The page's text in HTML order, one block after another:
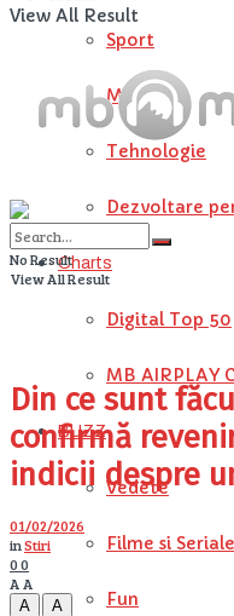
Sport
METEO
Tehnologie
Dezvoltare
Charts
Digital Top 50
MB AIRPLAY
BUZZ
Vedete
Filme si Seriale
Fun
View All Result
No Result
View All Result
Din ce sunt
confirmă
indicii despre
01/02/2026
inStiri
00
A A
A
A